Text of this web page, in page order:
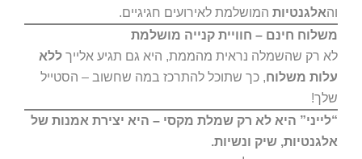
והאלגנטיות המושלמת לאירועים חגיגיים.
משלוח חינם – חוויית קנייה מושלמת
לא רק שהשמלה נראית מהממת, היא גם תגיע אלייך ללא
עלות משלוח, כך שתוכל להתרכז במה שחשוב – הסטייל
שלך!
“לייני” היא לא רק שמלת מקסי – היא יצירת אמנות של
אלגנטיות, שיק ונשיות.